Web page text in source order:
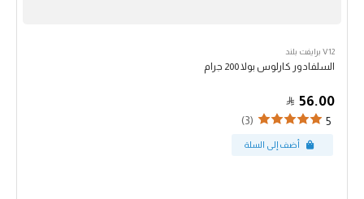
V12 برايفت بلند
السلفادور كارلوس بولا 200 جرام
56.00
5
(3)